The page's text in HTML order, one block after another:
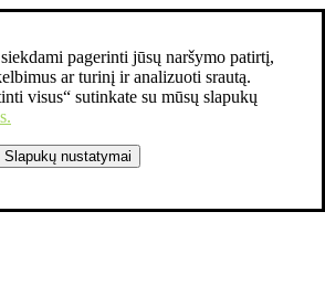
pagerinti jūsų naršymo patirtį,
ar turinį ir analizuoti srautą.
visus“ sutinkate su mūsų slapukų
Slapukų nustatymai